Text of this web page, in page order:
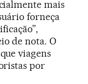
mais
forneça
de nota. O
viagens
por